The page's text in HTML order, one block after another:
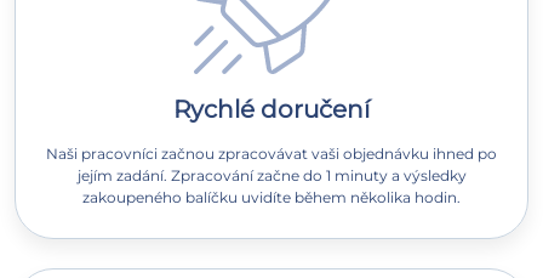
Rychlé doručení
Naši pracovníci začnou zpracovávat vaši objednávku ihned po
jejím zadání. Zpracování začne do 1 minuty a výsledky
zakoupeného balíčku uvidíte během několika hodin.